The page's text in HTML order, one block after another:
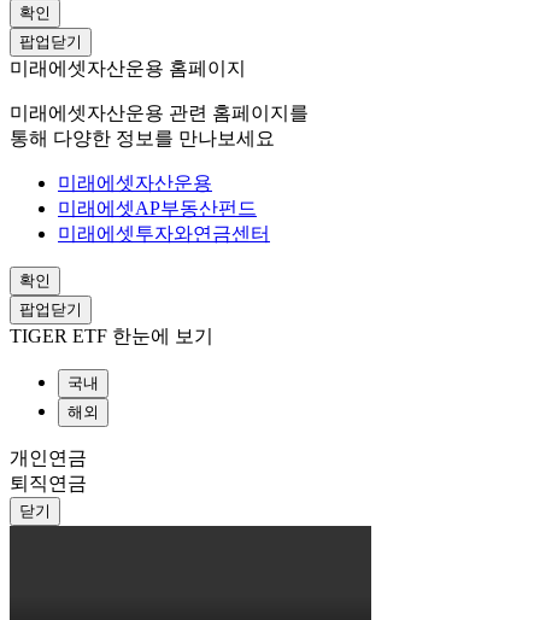
확인
팝업닫기
미래에셋자산운용 홈페이지
미래에셋자산운용 관련 홈페이지를
통해 다양한 정보를 만나보세요
미래에셋자산운용
미래에셋AP부동산펀드
미래에셋투자와연금센터
확인
팝업닫기
TIGER ETF 한눈에 보기
국내
해외
개인연금
퇴직연금
닫기